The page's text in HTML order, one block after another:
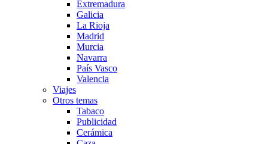
Extremadura
Galicia
La Rioja
Madrid
Murcia
Navarra
País Vasco
Valencia
Viajes
Otros temas
Tabaco
Publicidad
Cerámica